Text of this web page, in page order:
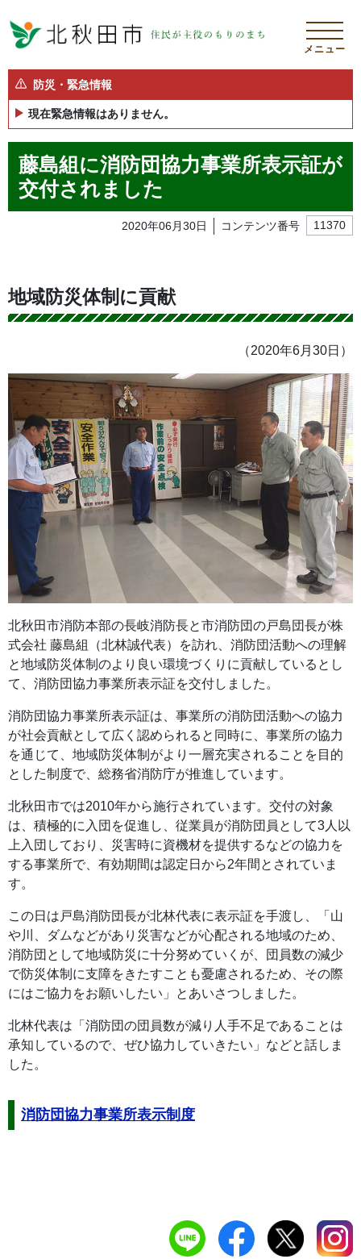
メニュー
防災・緊急情報
現在緊急情報はありません。
藤島組に消防団協力事業所表示証が
交付されました
2020年06月30日 コンテンツ番号 11370
地域防災体制に貢献
（2020年6月30日）
北秋田市消防本部の長岐消防長と市消防団の戸島団長が株
式会社 藤島組（北林誠代表）を訪れ、消防団活動への理解
と地域防災体制のより良い環境づくりに貢献しているとし
て、消防団協力事業所表示証を交付しました。
消防団協力事業所表示証は、事業所の消防団活動への協力
が社会貢献として広く認められると同時に、事業所の協力
を通じて、地域防災体制がより一層充実されることを目的
とした制度で、総務省消防庁が推進しています。
北秋田市では2010年から施行されています。交付の対象
は、積極的に入団を促進し、従業員が消防団員として3人以
上入団しており、災害時に資機材を提供するなどの協力を
する事業所で、有効期間は認定日から2年間とされていま
す。
この日は戸島消防団長が北林代表に表示証を手渡し、「山
や川、ダムなどがあり災害などが心配される地域のため、
消防団として地域防災に十分努めていくが、団員数の減少
で防災体制に支障をきたすことも憂慮されるため、その際
にはご協力をお願いしたい」とあいさつしました。
北林代表は「消防団の団員数が減り人手不足であることは
承知しているので、ぜひ協力していきたい」などと話しま
した。
消防団協力事業所表示制度